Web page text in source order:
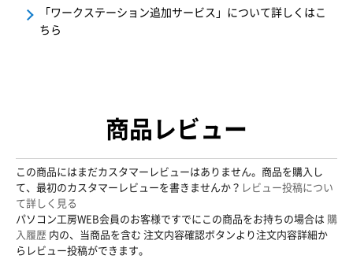
「ワークステーション追加サービス」について詳しくはこ
ちら
商品レビュー
この商品にはまだカスタマーレビューはありません。商品を購入し
て、最初のカスタマーレビューを書きませんか？ レビュー投稿につい
て詳しく見る
パソコン工房WEB会員のお客様ですでにこの商品をお持ちの場合は 購
入履歴 内の、当商品を含む 注文内容確認ボタンより注文内容詳細か
らレビュー投稿ができます。